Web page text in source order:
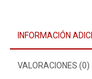
INFORMACIÓN
VALORACIONES (0)